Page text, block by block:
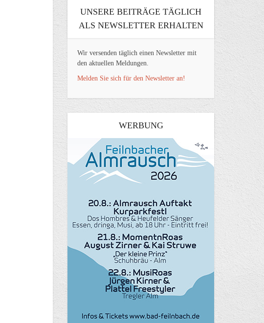
UNSERE BEITRÄGE TÄGLICH
ALS NEWSLETTER ERHALTEN
Wir versenden täglich einen Newsletter mit
den aktuellen Meldungen.
Melden Sie sich für den Newsletter an!
WERBUNG